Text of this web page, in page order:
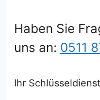
Haben Sie
uns an: 0511
Ihr